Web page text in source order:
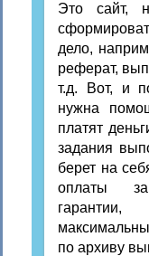
Это сайт,
дело,
реферат,
т.д. Вот, и
нужна
платят
задания
берет на
оплаты
по архиву